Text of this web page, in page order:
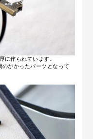
に作られています。
かかったパーツとなって